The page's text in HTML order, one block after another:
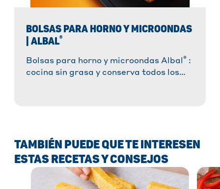
BOLSAS PARA HORNO Y MICROONDAS
| ALBAL®
Bolsas para horno y microondas Albal ® :
cocina sin grasa y conserva todos los
TAMBIÉN PUEDE QUE TE INTERESEN
ESTAS RECETAS Y CONSEJOS